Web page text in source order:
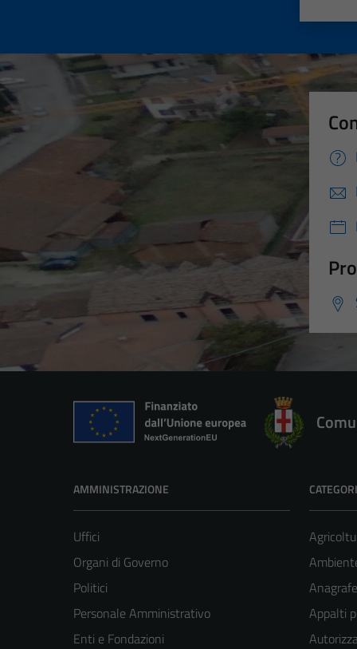
AMMINISTRAZIONE
Uffici
Organi di Governo
Politici
Personale Amministrativo
Enti e Fondazioni
Appalti